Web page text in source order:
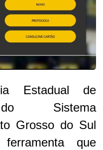
Estadual de
do Sistema
Grosso do Sul
que